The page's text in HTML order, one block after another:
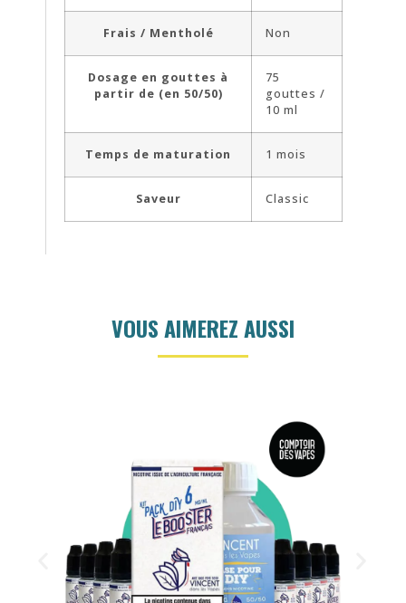
Frais / Mentholé Non
Dosage en gouttes à
partir de (en 50/50)
75
gouttes /
10 ml
Temps de maturation 1 mois
Saveur Classic
VOUS AIMEREZ AUSSI